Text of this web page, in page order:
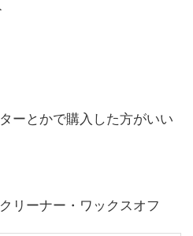
ーとかで購入した方がいい
リーナー・ワックスオフ